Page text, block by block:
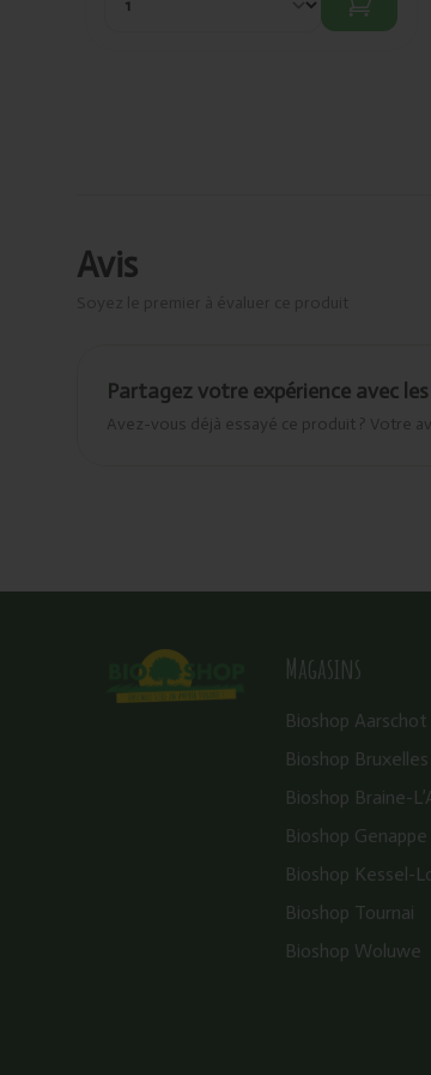
Avis
Partagez votre expérience avec
Avez-vous déjà essayé ce produit ? Votre
Magasins
Bioshop Aarschot
Bioshop Bruxelles
Bioshop Braine-
Bioshop Genappe
Bioshop Kessel-
Bioshop Tournai
Bioshop Woluwe